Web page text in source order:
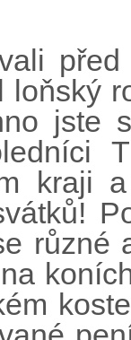
loňský
jste
kraji
různé